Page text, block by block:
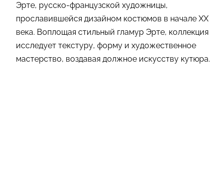
Эрте, русско-французской художницы,
прославившейся дизайном костюмов в начале XX
века. Воплощая стильный гламур Эрте, коллекция
исследует текстуру, форму и художественное
мастерство, воздавая должное искусству кутюра.